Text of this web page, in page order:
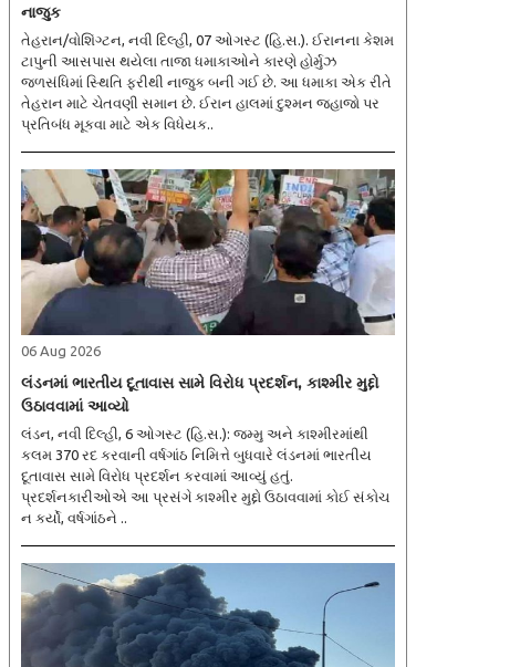
નાજુક
તેહરાન/વોશિંગ્ટન, નવી દિલ્હી, 07 ઓગસ્ટ (હિ.સ.). ઈરાનના કેશમ
ટાપુની આસપાસ થયેલા તાજા ધમાકાઓને કારણે હોર્મુઝ
જળસંધિમાં સ્થિતિ ફરીથી નાજુક બની ગઈ છે. આ ધમાકા એક રીતે
તેહરાન માટે ચેતવણી સમાન છે. ઈરાન હાલમાં દુશ્મન જહાજો પર
પ્રતિબંધ મૂકવા માટે એક વિધેયક..
06 Aug 2026
લંડનમાં ભારતીય દૂતાવાસ સામે વિરોધ પ્રદર્શન, કાશ્મીર મુદ્દો
ઉઠાવવામાં આવ્યો
લંડન, નવી દિલ્હી, 6 ઓગસ્ટ (હિ.સ.): જમ્મુ અને કાશ્મીરમાંથી
કલમ 370 રદ કરવાની વર્ષગાંઠ નિમિત્તે બુધવારે લંડનમાં ભારતીય
દૂતાવાસ સામે વિરોધ પ્રદર્શન કરવામાં આવ્યું હતું.
પ્રદર્શનકારીઓએ આ પ્રસંગે કાશ્મીર મુદ્દો ઉઠાવવામાં કોઈ સંકોચ
ન કર્યો, વર્ષગાંઠને ..